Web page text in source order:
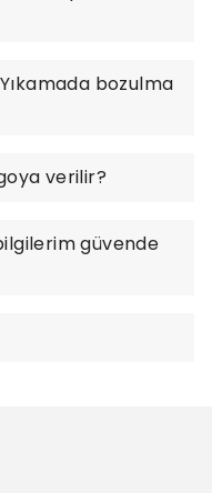
bozulma
verilir?
güvende